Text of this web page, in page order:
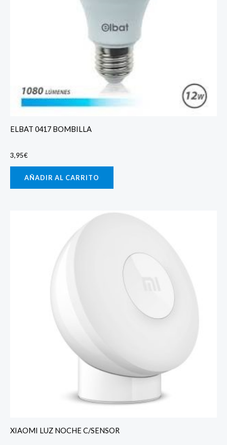
ELBAT 0417 BOMBILLA
3,95€
AÑADIR AL CARRITO
XIAOMI LUZ NOCHE C/SENSOR